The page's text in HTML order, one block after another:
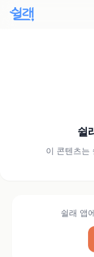
쉴
이 콘텐츠는
쉴래 앱